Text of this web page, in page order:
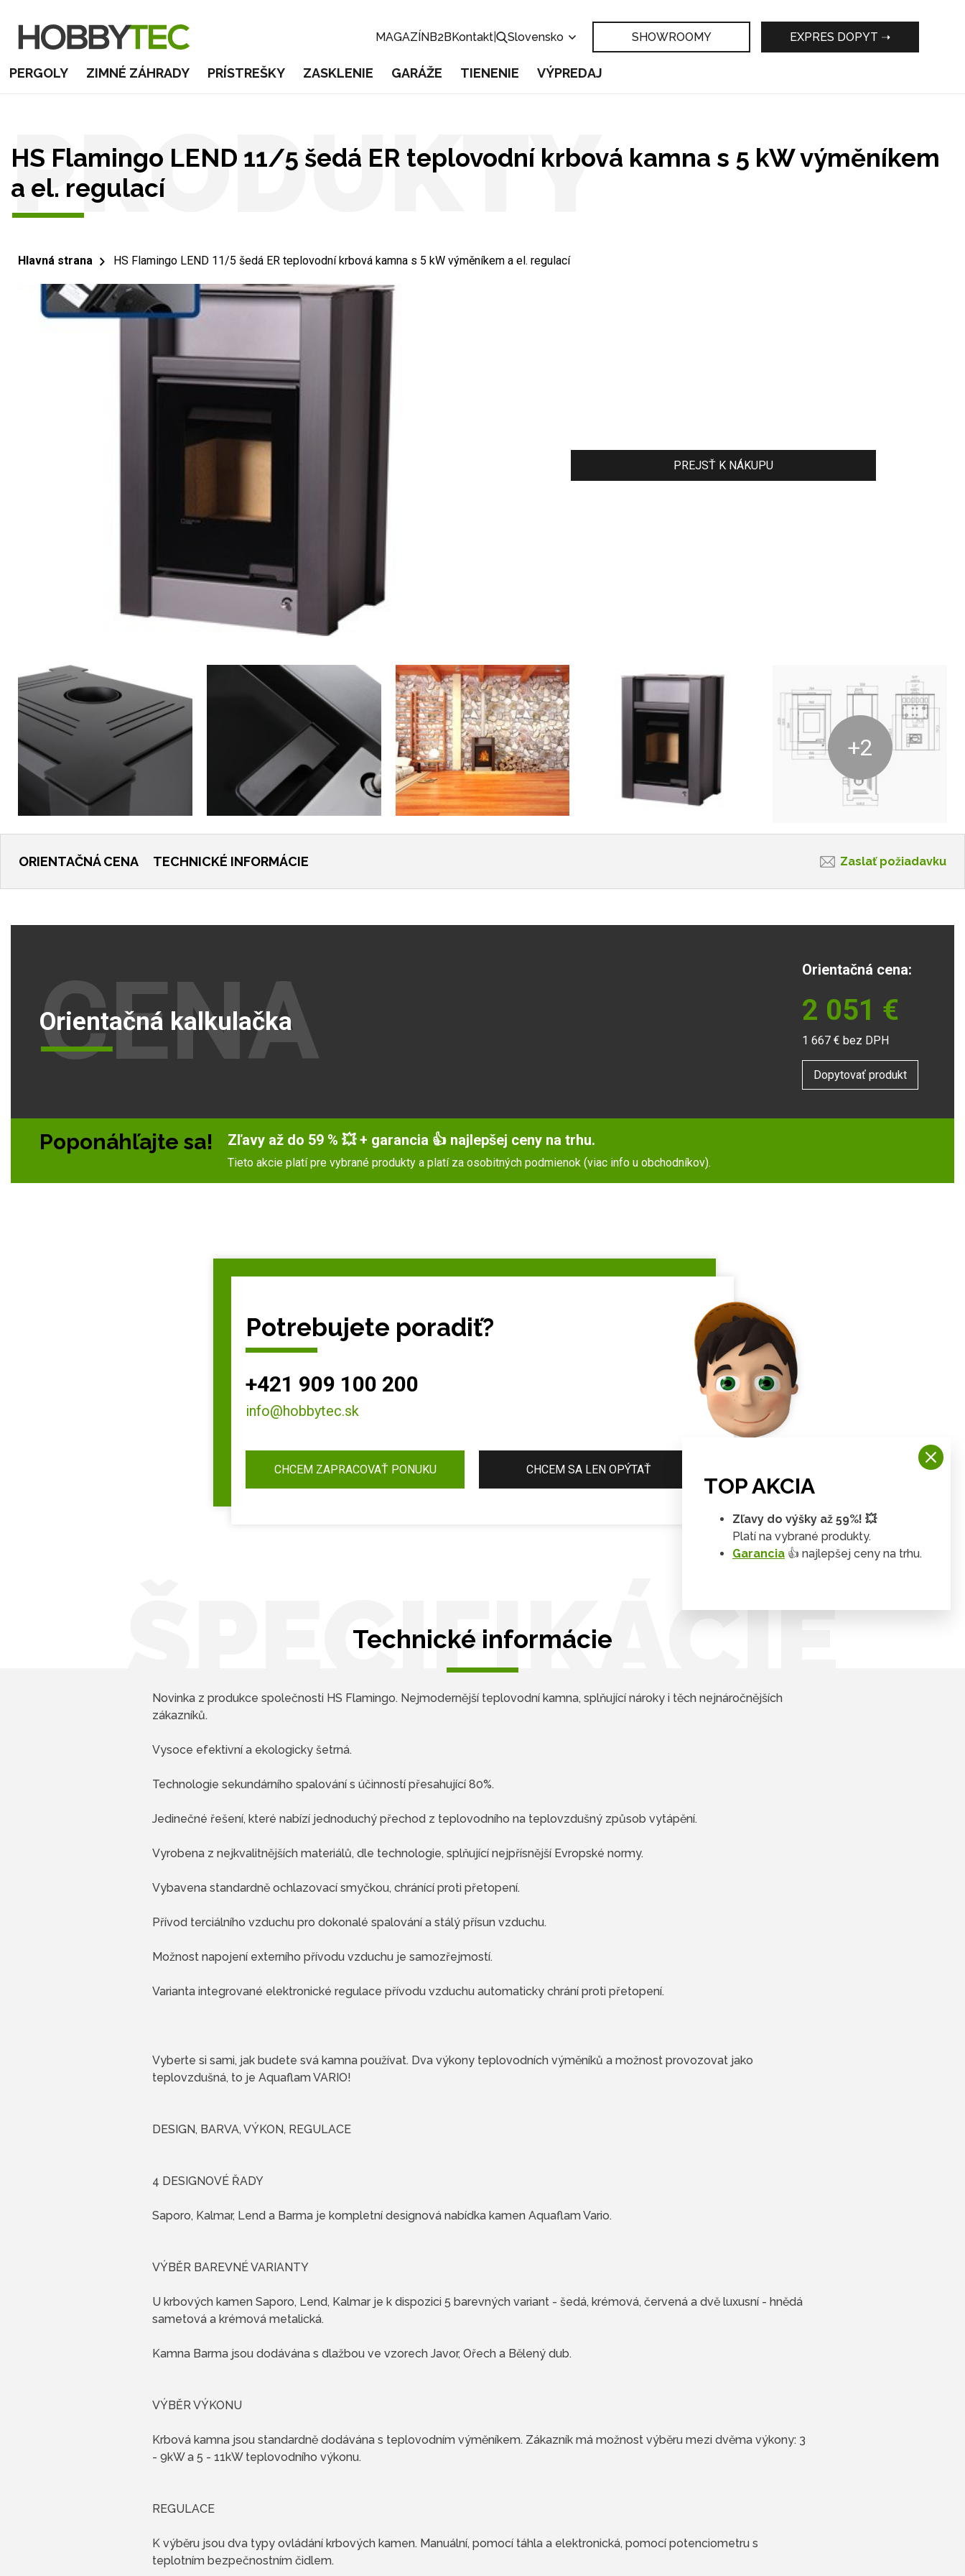
MAGAZÍNB2BKontakt Slovensko SHOWROOMY EXPRES DOPYT ➝
PERGOLY ZIMNÉ ZÁHRADY PRÍSTREŠKY ZASKLENIE GARÁŽE TIENENIE VÝPREDAJ
PRODUKTY
HS Flamingo LEND 11/5 šedá ER teplovodní krbová kamna s 5 kW výměníkem
a el. regulací
Hlavná strana HS Flamingo LEND 11/5 šedá ER teplovodní krbová kamna s 5 kW výměníkem a el. regulací
PREJSŤ K NÁKUPU
+2
ORIENTAČNÁ CENA TECHNICKÉ INFORMÁCIE Zaslať požiadavku
CENA
Orientačná kalkulačka
Orientačná cena:
2 051 €
1 667 € bez DPH
Dopytovať produkt
Poponáhľajte sa! Zľavy až do 59 % 💥 + garancia 👍 najlepšej ceny na trhu.
Tieto akcie platí pre vybrané produkty a platí za osobitných podmienok (viac info u obchodníkov).
Potrebujete poradiť?
+421 909 100 200
info@hobbytec.sk
CHCEM ZAPRACOVAŤ PONUKU CHCEM SA LEN OPÝTAŤ
ŠPECIFIKÁCIE
Technické informácie
Novinka z produkce společnosti HS Flamingo. Nejmodernější teplovodní kamna, splňující nároky i těch nejnáročnějších
zákazníků.
Vysoce efektivní a ekologicky šetrná.
Technologie sekundárního spalování s účinností přesahující 80%.
Jedinečné řešení, které nabízí jednoduchý přechod z teplovodního na teplovzdušný způsob vytápění.
Vyrobena z nejkvalitnějších materiálů, dle technologie, splňující nejpřísnější Evropské normy.
Vybavena standardně ochlazovací smyčkou, chránící proti přetopení.
Přívod terciálního vzduchu pro dokonalé spalování a stálý přísun vzduchu.
Možnost napojení externího přívodu vzduchu je samozřejmostí.
Varianta integrované elektronické regulace přívodu vzduchu automaticky chrání proti přetopení.
Vyberte si sami, jak budete svá kamna používat. Dva výkony teplovodních výměníků a možnost provozovat jako
teplovzdušná, to je Aquaflam VARIO!
DESIGN, BARVA, VÝKON, REGULACE
4 DESIGNOVÉ ŘADY
Saporo, Kalmar, Lend a Barma je kompletní designová nabídka kamen Aquaflam Vario.
VÝBĚR BAREVNÉ VARIANTY
U krbových kamen Saporo, Lend, Kalmar je k dispozici 5 barevných variant - šedá, krémová, červená a dvě luxusní - hnědá
sametová a krémová metalická.
Kamna Barma jsou dodávána s dlažbou ve vzorech Javor, Ořech a Bělený dub.
VÝBĚR VÝKONU
Krbová kamna jsou standardně dodávána s teplovodním výměníkem. Zákazník má možnost výběru mezi dvěma výkony: 3
- 9kW a 5 - 11kW teplovodního výkonu.
REGULACE
K výběru jsou dva typy ovládání krbových kamen. Manuální, pomocí táhla a elektronická, pomocí potenciometru s
teplotním bezpečnostním čidlem.
TOP AKCIA
Zľavy do výšky až 59%! 💥
Platí na vybrané produkty.
Garancia 👍 najlepšej ceny na trhu.